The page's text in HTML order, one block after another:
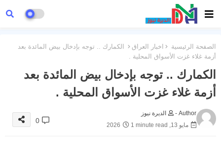
الصفحة الرئيسية اخبار العراق
الكمارك .. توجه بإدخال بيض المائدة بعد
أزمة غلاء غزت الأسواق المحلية .
الكمارك .. توجه بإدخال بيض المائدة بعد
أزمة غلاء غزت الأسواق المحلية .
Author -
الديرة نيوز
مايو 13, 2026
1 minute read
0